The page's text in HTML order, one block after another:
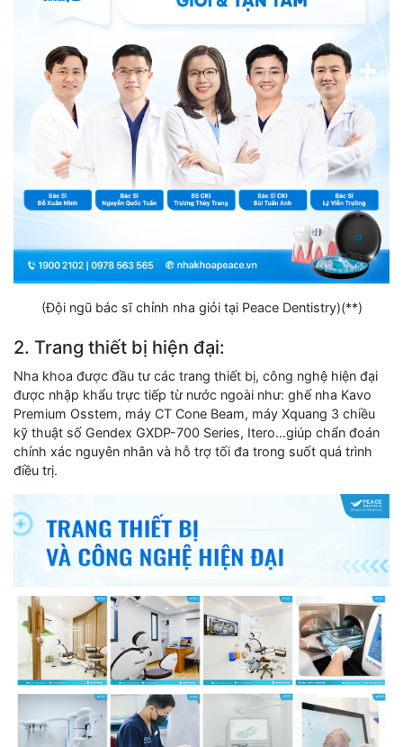
(Đội ngũ bác sĩ chỉnh nha giỏi tại Peace Dentistry)(**)
2. Trang thiết bị hiện đại:
Nha khoa được đầu tư các trang thiết bị, công nghệ hiện đại
được nhập khẩu trực tiếp từ nước ngoài như: ghế nha Kavo
Premium Osstem, máy CT Cone Beam, máy Xquang 3 chiều
kỹ thuật số Gendex GXDP-700 Series, Itero…giúp chẩn đoán
chính xác nguyên nhân và hỗ trợ tối đa trong suốt quá trình
điều trị.